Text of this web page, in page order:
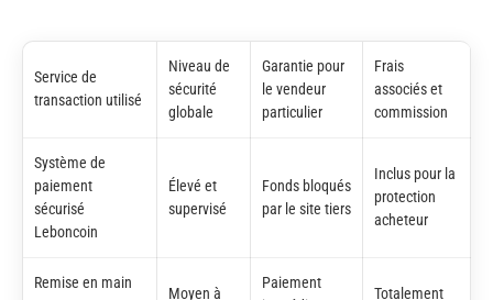
Service de
transaction utilisé
Niveau de
sécurité
globale
Garantie pour
le vendeur
particulier
Frais
associés et
commission
Système de
paiement
sécurisé
Leboncoin
Élevé et
supervisé
Fonds bloqués
par le site tiers
Inclus pour la
protection
acheteur
Remise en main
Moyen à
Paiement
Totalement